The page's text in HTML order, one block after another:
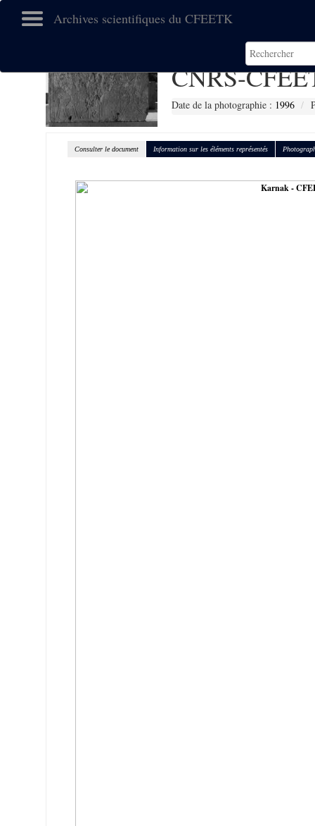
Archives scientifiques du CFEETK
CNRS-
Date de la photographie : 1996
Consulter le document Information sur les éléments représentés